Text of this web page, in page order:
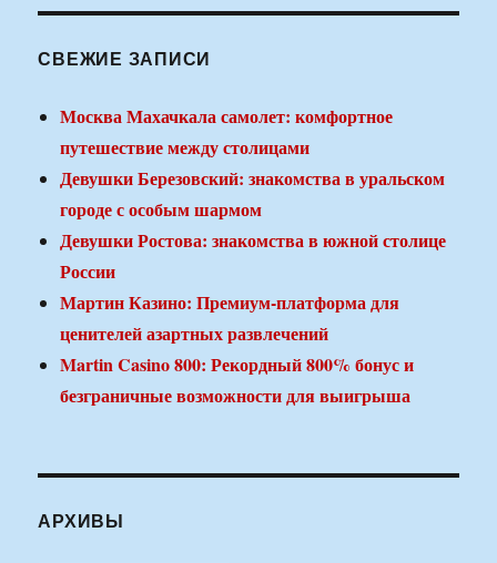
СВЕЖИЕ ЗАПИСИ
Москва Махачкала самолет: комфортное
путешествие между столицами
Девушки Березовский: знакомства в уральском
городе с особым шармом
Девушки Ростова: знакомства в южной столице
России
Мартин Казино: Премиум-платформа для
ценителей азартных развлечений
Martin Casino 800: Рекордный 800% бонус и
безграничные возможности для выигрыша
АРХИВЫ